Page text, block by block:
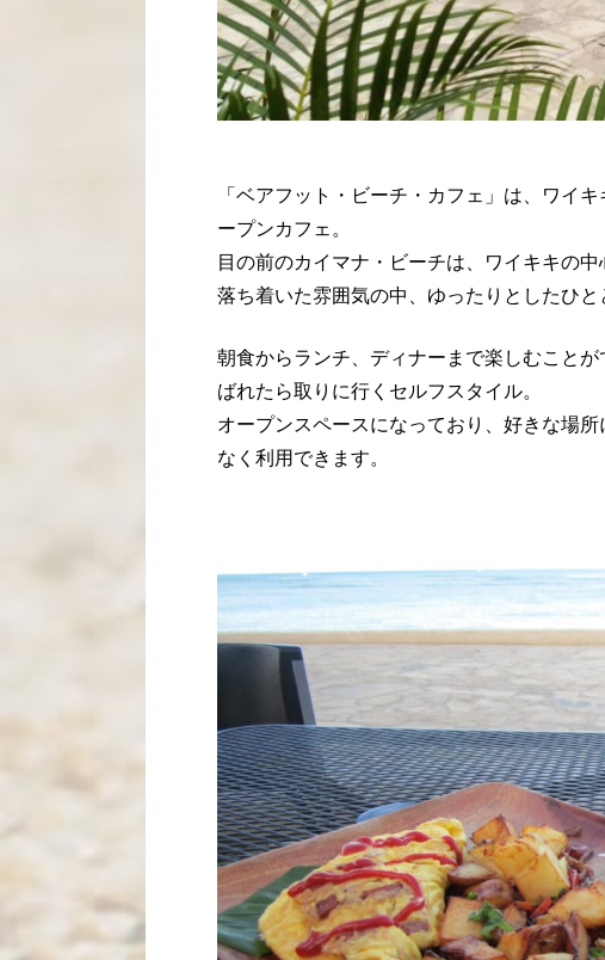
「ベアフット・ビーチ・カフェ」は、ワイ
ープンカフェ。
目の前のカイマナ・ビーチは、ワイキキの
落ち着いた雰囲気の中、ゆったりとしたひと
朝食からランチ、ディナーまで楽しむこと
ばれたら取りに行くセルフスタイル。
オープンスペースになっており、好きな場
なく利用できます。